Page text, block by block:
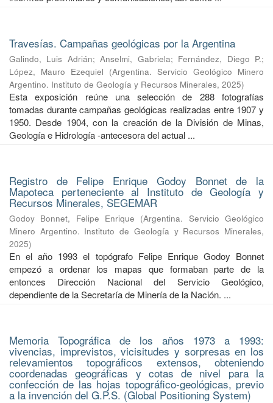
Travesías. Campañas geológicas por la Argentina
Galindo, Luis Adrián;Anselmi, Gabriela; Fernández, Diego P.;
López, Mauro Ezequiel (Argentina. Servicio Geológico Minero
Argentino. Instituto de Geología y Recursos Minerales, 2025)
Esta exposición reúne una selección de 288 fotografías
tomadas durante campañas geológicas realizadas entre 1907 y
1950. Desde 1904, con la creación de la División de Minas,
Geología e Hidrología -antecesora del actual ...
Registro de Felipe Enrique Godoy Bonnet de la
Mapoteca perteneciente al Instituto de Geología y
Recursos Minerales, SEGEMAR
Godoy Bonnet, Felipe Enrique (Argentina. Servicio Geológico
Minero Argentino. Instituto de Geología y Recursos Minerales,
2025)
En el año 1993 el topógrafo Felipe Enrique Godoy Bonnet
empezó a ordenar los mapas que formaban parte de la
entonces Dirección Nacional del Servicio Geológico,
dependiente de la Secretaría de Minería de la Nación. ...
Memoria Topográfica de los años 1973 a 1993:
vivencias, imprevistos, vicisitudes y sorpresas en los
relevamientos topográficos extensos, obteniendo
coordenadas geográficas y cotas de nivel para la
confección de las hojas topográfico-geológicas, previo
a la invención del G.P.S. (Global Positioning System)